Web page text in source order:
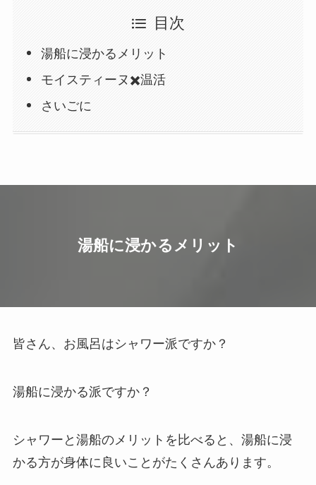
目次
湯船に浸かるメリット
モイスティーヌ✖️温活
さいごに
湯船に浸かるメリット
皆さん、お風呂はシャワー派ですか？
湯船に浸かる派ですか？
シャワーと湯船のメリットを比べると、湯船に浸
かる方が身体に良いことがたくさんあります。